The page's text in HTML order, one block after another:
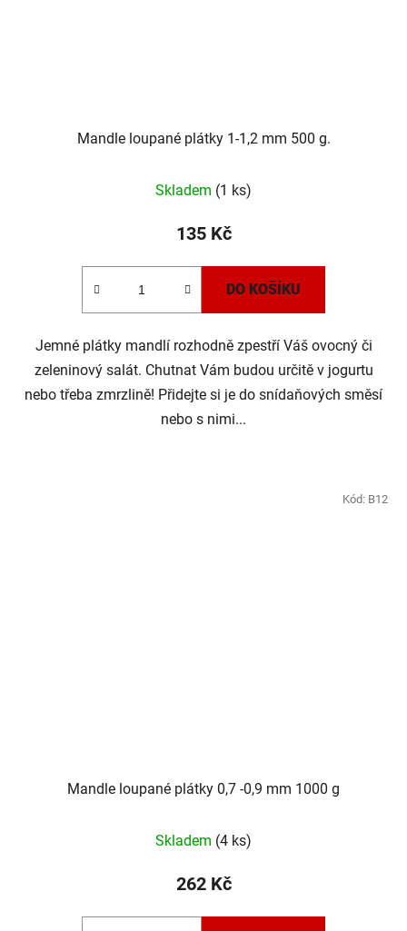
Mandle loupané plátky 1-1,2 mm 500 g.
Skladem (1 ks)
135 Kč
DO KOŠÍKU
Jemné plátky mandlí rozhodně zpestří Váš ovocný či
zeleninový salát. Chutnat Vám budou určitě v jogurtu
nebo třeba zmrzlině! Přidejte si je do snídaňových směsí
nebo s nimi...
Mandle loupané plátky 0,7 -0,9 mm 1000 g
Skladem (4 ks)
262 Kč
Kód: B12